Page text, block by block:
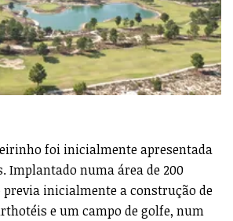
foi inicialmente apresentada
Implantado numa área de 200
previa inicialmente a construção de
e um campo de golfe, num